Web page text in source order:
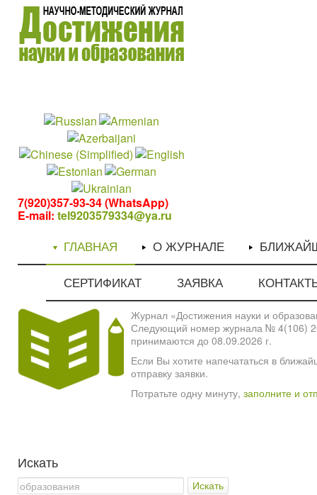
7(920)357-93-34 (WhatsApp)
E-mail: tel9203579334@ya.ru
ГЛАВНАЯ О ЖУРНАЛЕ
СЕРТИФИКАТ ЗАЯВКА
Журнал «Достижения науки и
Следующий номер журнала № 4(106)
принимаются до 08.09.2026 г.
Если Вы хотите напечататься в
отправку заявки.
Потратьте одну минуту, заполните и
Искать
Искать